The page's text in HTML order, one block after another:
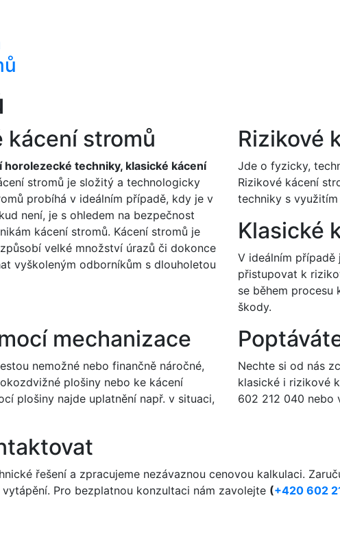
kácení stromů
techniky, klasické kácení
stromů je složitý a technologicky
probíhá v ideálním případě, kdy je v
není, je s ohledem na bezpečnost
kácení stromů. Kácení stromů je
velké množství úrazů či dokonce
vyškoleným odborníkům s dlouholetou
Rizikové
Jde o fyzicky,
Rizikové kácení
techniky s
Klasické
V ideálním
přistupovat k
se během procesu
škody.
mechanizace
nemožné nebo finančně náročné,
plošiny nebo ke kácení
plošiny najde uplatnění např. v situaci,
Nechte si od nás
klasické i rizikové
602 212 040 nebo
řešení a zpracujeme nezávaznou cenovou kalkulaci.
Pro bezplatnou konzultaci nám zavolejte (+420 602